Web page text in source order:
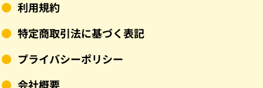
利用規約
特定商取引法に基づく表記
プライバシーポリシー